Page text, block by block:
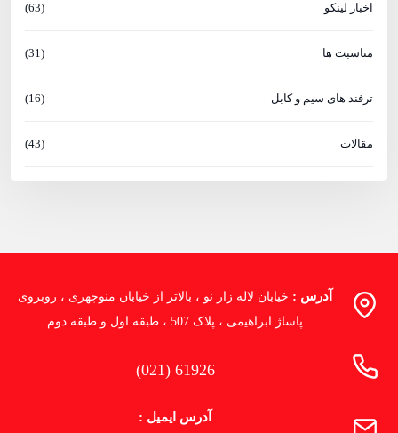
اخبار لینکو (63)
مناسبت ها (31)
ترفند های سیم و کابل (16)
مقالات (43)
آدرس : خیابان لاله زار نو ، بالاتر از خیابان منوچهری ، روبروی
پاساژ ابراهیمی ، پلاک 507 ، طبقه اول و طبقه دوم
(021) 61926
آدرس ایمیل :